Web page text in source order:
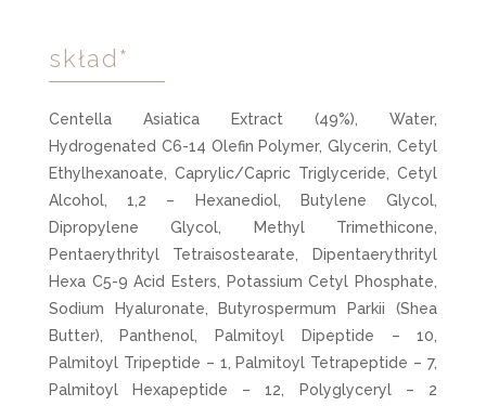
skład*
Centella Asiatica Extract (49%), Water,
Hydrogenated C6-14 Olefin Polymer, Glycerin, Cetyl
Ethylhexanoate, Caprylic/Capric Triglyceride, Cetyl
Alcohol, 1,2 – Hexanediol, Butylene Glycol,
Dipropylene Glycol, Methyl Trimethicone,
Pentaerythrityl Tetraisostearate, Dipentaerythrityl
Hexa C5-9 Acid Esters, Potassium Cetyl Phosphate,
Sodium Hyaluronate, Butyrospermum Parkii (Shea
Butter), Panthenol, Palmitoyl Dipeptide – 10,
Palmitoyl Tripeptide – 1, Palmitoyl Tetrapeptide – 7,
Palmitoyl Hexapeptide – 12, Polyglyceryl – 2